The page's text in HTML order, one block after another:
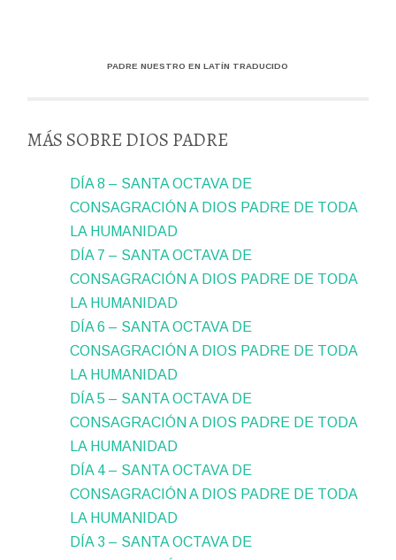
PADRE NUESTRO EN LATÍN TRADUCIDO
MÁS SOBRE DIOS PADRE
DÍA 8 – SANTA OCTAVA DE
CONSAGRACIÓN A DIOS PADRE DE TODA
LA HUMANIDAD
DÍA 7 – SANTA OCTAVA DE
CONSAGRACIÓN A DIOS PADRE DE TODA
LA HUMANIDAD
DÍA 6 – SANTA OCTAVA DE
CONSAGRACIÓN A DIOS PADRE DE TODA
LA HUMANIDAD
DÍA 5 – SANTA OCTAVA DE
CONSAGRACIÓN A DIOS PADRE DE TODA
LA HUMANIDAD
DÍA 4 – SANTA OCTAVA DE
CONSAGRACIÓN A DIOS PADRE DE TODA
LA HUMANIDAD
DÍA 3 – SANTA OCTAVA DE